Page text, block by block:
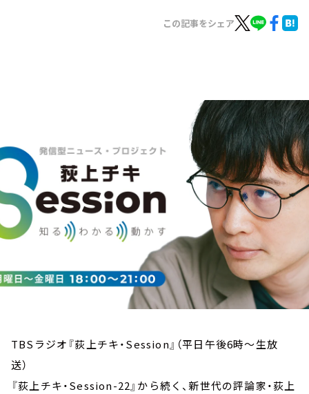
この記事をシェア
TBSラジオ『荻上チキ・Session』（平日午後6時～生放
送）
『荻上チキ・Session-22』から続く、新世代の評論家・荻上